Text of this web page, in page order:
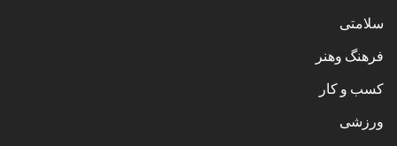
سلامتی
فرهنگ وهنر
کسب و کار
ورزشی